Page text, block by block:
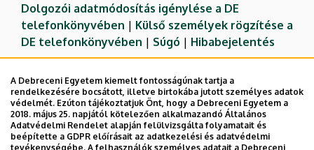
Dolgozói adatmódosítás igénylése a DE
telefonkönyvében | Külső személyek rögzítése a
DE telefonkönyvében | Súgó | Hibabejelentés
A Debreceni Egyetem kiemelt fontosságúnak tartja a
rendelkezésére bocsátott, illetve birtokába jutott személyes adatok
védelmét. Ezúton tájékoztatjuk Önt, hogy a Debreceni Egyetem a
2018. május 25. napjától kötelezően alkalmazandó Általános
Adatvédelmi Rendelet alapján felülvizsgálta folyamatait és
beépítette a GDPR előírásait az adatkezelési és adatvédelmi
tevékenységébe. A felhasználók személyes adatait a Debreceni